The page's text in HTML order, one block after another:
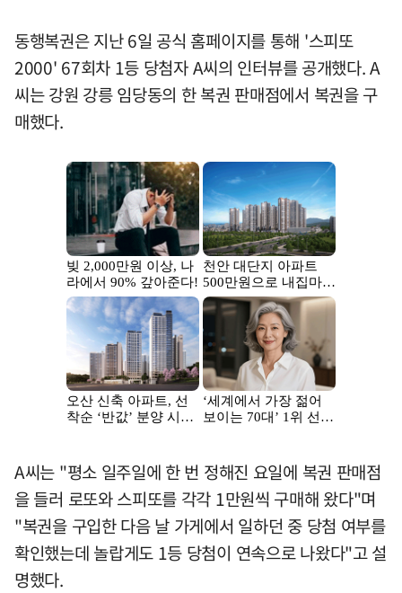
동행복권은 지난 6일 공식 홈페이지를 통해 '스피또
2000' 67회차 1등 당첨자 A씨의 인터뷰를 공개했다. A
씨는 강원 강릉 임당동의 한 복권 판매점에서 복권을 구
매했다.
A씨는 "평소 일주일에 한 번 정해진 요일에 복권 판매점
을 들러 로또와 스피또를 각각 1만원씩 구매해 왔다"며
"복권을 구입한 다음 날 가게에서 일하던 중 당첨 여부를
확인했는데 놀랍게도 1등 당첨이 연속으로 나왔다"고 설
명했다.